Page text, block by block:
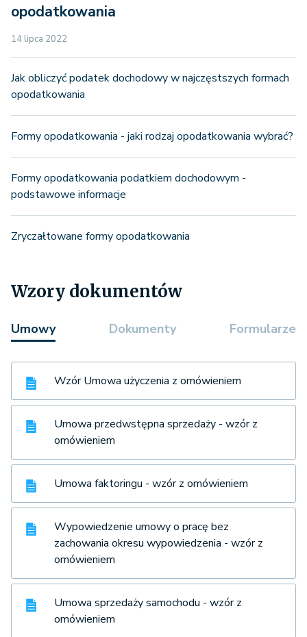
opodatkowania
14 lipca 2022
Jak obliczyć podatek dochodowy w najczęstszych formach
opodatkowania
Formy opodatkowania - jaki rodzaj opodatkowania wybrać?
Formy opodatkowania podatkiem dochodowym -
podstawowe informacje
Zryczałtowane formy opodatkowania
Wzory dokumentów
Umowy Dokumenty Formularze
Wzór Umowa użyczenia z omówieniem
Umowa przedwstępna sprzedaży - wzór z
omówieniem
Umowa faktoringu - wzór z omówieniem
Wypowiedzenie umowy o pracę bez
zachowania okresu wypowiedzenia - wzór z
omówieniem
Umowa sprzedaży samochodu - wzór z
omówieniem